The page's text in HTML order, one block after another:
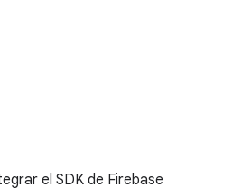
el SDK de Firebase